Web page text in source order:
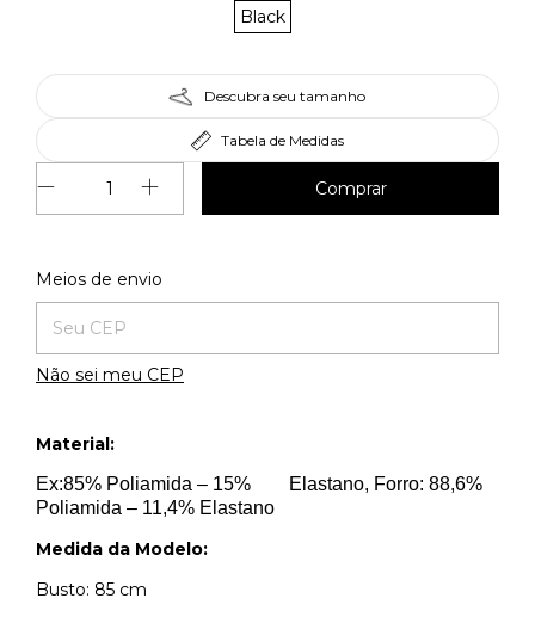
Black
Descubra seu tamanho
Tabela de Medidas
Entregas para o CEP:
Meios de envio
Não sei meu CEP
Material:
Ex:85% Poliamida – 15% Elastano, Forro: 88,6%
Poliamida – 11,4% Elastano
Medida da Modelo:
Busto: 85 cm